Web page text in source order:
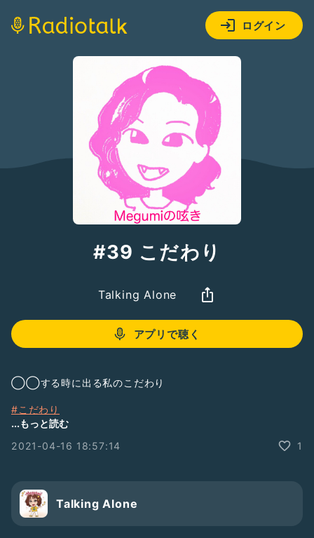
ログイン
#39 こだわり
Talking Alone
アプリで聴く
◯◯する時に出る私のこだわり
#こだわり
#radiotalk #ラジオトーク
#ひとりラジオ #ラジオ
...もっと読む
2021-04-16 18:57:14
1
Talking Alone